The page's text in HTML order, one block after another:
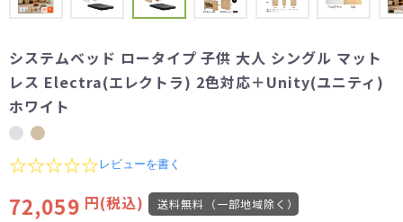
システムベッド ロータイプ 子供 大人 シングル マット
レス Electra(エレクトラ) 2色対応＋Unity(ユニティ)
ホワイト
0.0
rating
レビューを書く
72,059 円(税込) 送料無料（一部地域除く）